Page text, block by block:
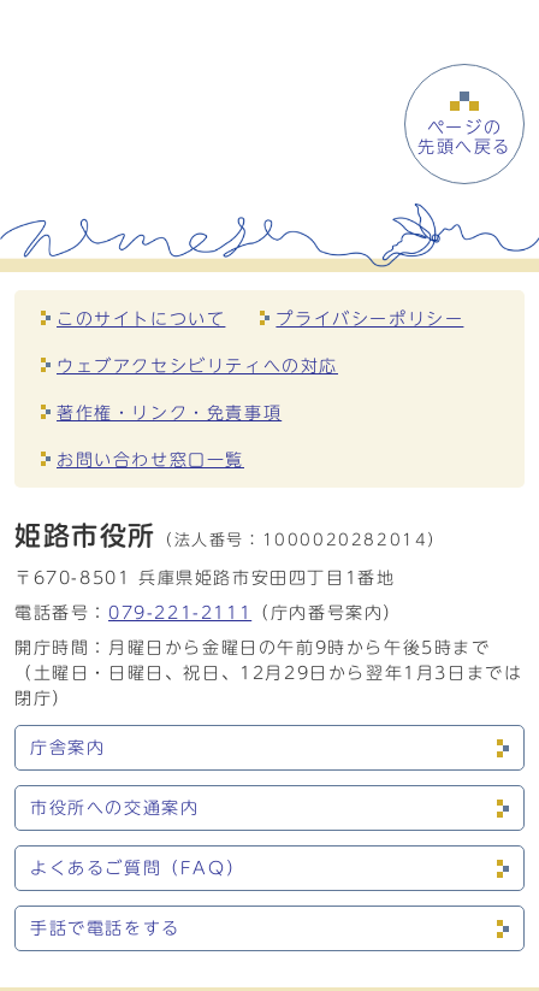
ページの
先頭へ戻る
このサイトについて プライバシーポリシー
ウェブアクセシビリティへの対応
著作権・リンク・免責事項
お問い合わせ窓口一覧
姫路市役所 （法人番号： 1000020282014）
〒670-8501 兵庫県姫路市安田四丁目1番地
電話番号： 079-221-2111
（庁内番号案内）
開庁時間：月曜日から金曜日の午前9時から午後5時まで
（土曜日・日曜日、祝日、12月29日から翌年1月3日までは
閉庁）
庁舎案内
市役所への交通案内
よくあるご質問（FAQ）
手話で電話をする